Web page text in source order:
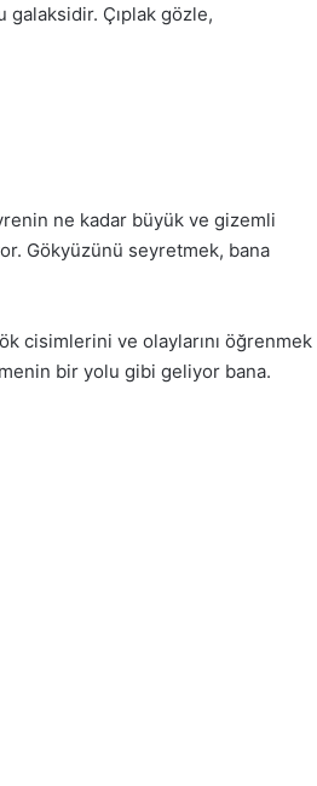
galaksidir. Çıplak gözle,
ne kadar büyük ve gizemli
Gökyüzünü seyretmek, bana
cisimlerini ve olaylarını öğrenmek
bir yolu gibi geliyor bana.